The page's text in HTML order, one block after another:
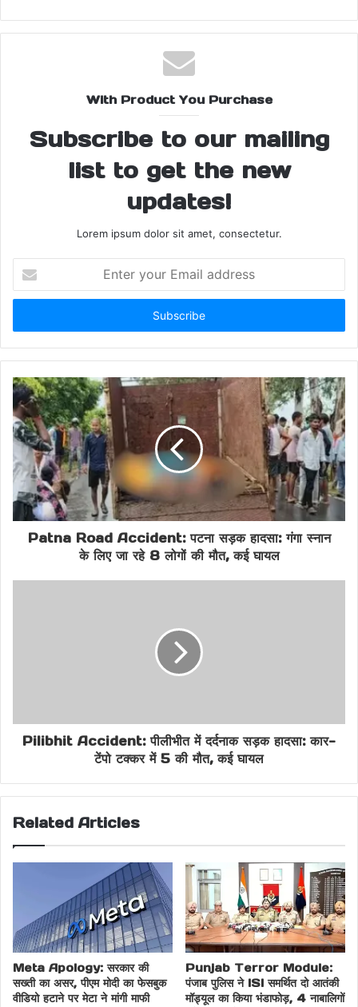
सख्त कार्रवाई की जाएगी।
Maharashtra Violence
Police Deployment Kolhapur
Public Safety Issue
Rajebagswar Football Club
Siddharthnagar Clash
Stone Pelting Incident Vehicle Vandalism
With Product You Purchase
Subscribe to our mailing
list to get the new
updates!
Lorem ipsum dolor sit amet, consectetur.
your
Email
Patna Road Accident: पटना सड़क हादसा: गंगा स्नान
के लिए जा रहे 8 लोगों की मौत, कई घायल
Pilibhit Accident: पीलीभीत में दर्दनाक सड़क हादसा: कार-
टेंपो टक्कर में 5 की मौत, कई घायल
Related Articles
Meta Apology: सरकार की
सख्ती का असर, पीएम मोदी का फेसबुक
वीडियो हटाने पर मेटा ने मांगी माफी
Punjab Terror Module:
पंजाब पुलिस ने ISI समर्थित दो आतंकी
मॉड्यूल का किया भंडाफोड़, 4 नाबालिगों